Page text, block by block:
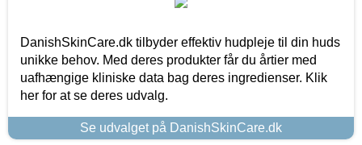
DanishSkinCare.dk tilbyder effektiv hudpleje til din huds
unikke behov. Med deres produkter får du årtier med
uafhængige kliniske data bag deres ingredienser. Klik
her for at se deres udvalg.
Se udvalget på DanishSkinCare.dk